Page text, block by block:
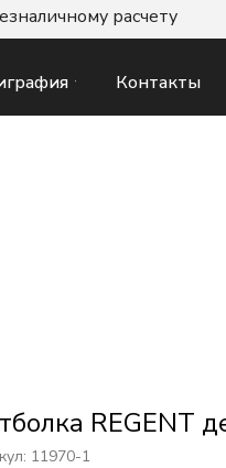
Контакты
расчету
REGENT
11970-1